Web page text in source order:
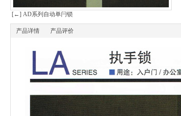
[←] AD系列自动单闩锁
产品详情 产品评价